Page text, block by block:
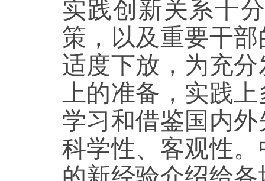
实践创新关系十
策，以及重要干
适度下放，为充
上的准备，实践
学习和借鉴国内
科学性、客观性